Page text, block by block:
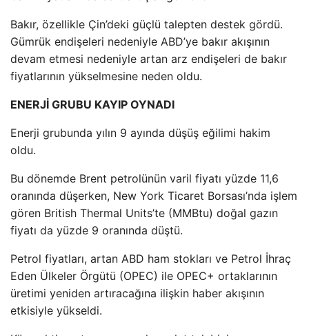
Bakır, özellikle Çin’deki güçlü talepten destek gördü.
Gümrük endişeleri nedeniyle ABD’ye bakır akışının
devam etmesi nedeniyle artan arz endişeleri de bakır
fiyatlarının yükselmesine neden oldu.
ENERJİ GRUBU KAYIP OYNADI
Enerji grubunda yılın 9 ayında düşüş eğilimi hakim
oldu.
Bu dönemde Brent petrolünün varil fiyatı yüzde 11,6
oranında düşerken, New York Ticaret Borsası’nda işlem
gören British Thermal Units’te (MMBtu) doğal gazın
fiyatı da yüzde 9 oranında düştü.
Petrol fiyatları, artan ABD ham stokları ve Petrol İhraç
Eden Ülkeler Örgütü (OPEC) ile OPEC+ ortaklarının
üretimi yeniden artıracağına ilişkin haber akışının
etkisiyle yükseldi.